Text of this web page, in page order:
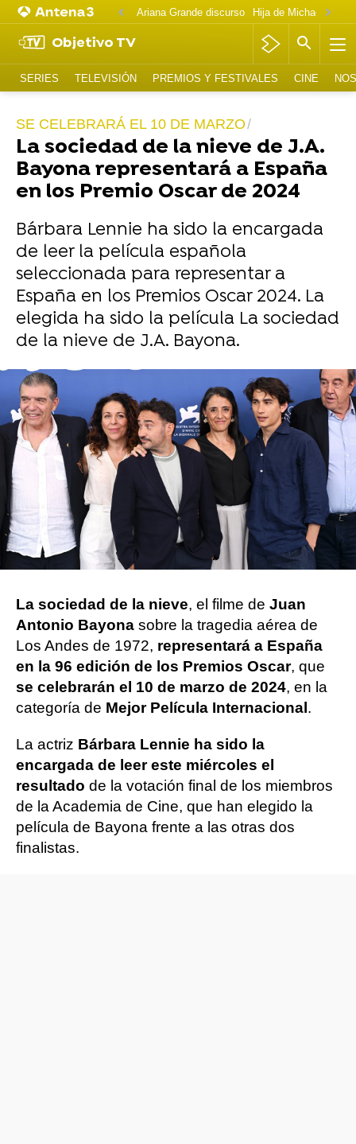
Ariana Grande discurso
Objetivo TV
SERIES TELEVISIÓN PREMIOS Y FESTIVALES CINE
SE CELEBRARÁ EL 10 DE MARZO
La sociedad de la nieve de J.A.
Bayona representará a España
en los Premio Oscar de 2024
Bárbara Lennie ha sido la encargada
de leer la película española
seleccionada para representar a
España en los Premios Oscar 2024. La
elegida ha sido la película La sociedad
de la nieve de J.A. Bayona.
Publicado: 20 de septiembre de 2023, 12:20
Whatsapp
Facebook
X Flipboard
La sociedad de la nieve, el filme de Juan
Antonio Bayona sobre la tragedia aérea de
Los Andes de 1972, representará a España
en la 96 edición de los Premios Oscar, que
se celebrarán el 10 de marzo de 2024, en la
categoría de Mejor Película Internacional .
La actriz Bárbara Lennie ha sido la
encargada de leer este miércoles el
resultado de la votación final de los miembros
de la Academia de Cine, que han elegido la
película de Bayona frente a las otras dos
finalistas.